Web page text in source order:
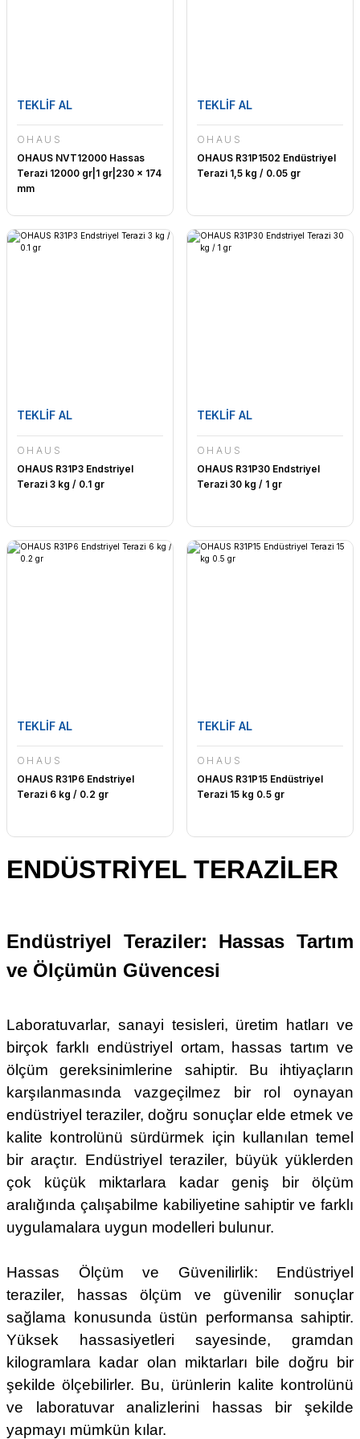
TEKLİF AL
OHAUS
OHAUS NVT12000 Hassas
Terazi 12000 gr|1 gr|230 x 174
mm
TEKLİF AL
OHAUS
OHAUS R31P1502 Endüstriyel
Terazi 1,5 kg / 0.05 gr
TEKLİF AL
OHAUS
OHAUS R31P3 Endstriyel
Terazi 3 kg / 0.1 gr
TEKLİF AL
OHAUS
OHAUS R31P30 Endstriyel
Terazi 30 kg / 1 gr
TEKLİF AL
OHAUS
OHAUS R31P6 Endstriyel
Terazi 6 kg / 0.2 gr
TEKLİF AL
OHAUS
OHAUS R31P15 Endüstriyel
Terazi 15 kg 0.5 gr
ENDÜSTRİYEL TERAZİLER
Endüstriyel Teraziler: Hassas Tartım
ve Ölçümün Güvencesi
Laboratuvarlar, sanayi tesisleri, üretim hatları ve
birçok farklı endüstriyel ortam, hassas tartım ve
ölçüm gereksinimlerine sahiptir. Bu ihtiyaçların
karşılanmasında vazgeçilmez bir rol oynayan
endüstriyel teraziler, doğru sonuçlar elde etmek ve
kalite kontrolünü sürdürmek için kullanılan temel
bir araçtır. Endüstriyel teraziler, büyük yüklerden
çok küçük miktarlara kadar geniş bir ölçüm
aralığında çalışabilme kabiliyetine sahiptir ve farklı
uygulamalara uygun modelleri bulunur.
Hassas Ölçüm ve Güvenilirlik: Endüstriyel
teraziler, hassas ölçüm ve güvenilir sonuçlar
sağlama konusunda üstün performansa sahiptir.
Yüksek hassasiyetleri sayesinde, gramdan
kilogramlara kadar olan miktarları bile doğru bir
şekilde ölçebilirler. Bu, ürünlerin kalite kontrolünü
ve laboratuvar analizlerini hassas bir şekilde
yapmayı mümkün kılar.